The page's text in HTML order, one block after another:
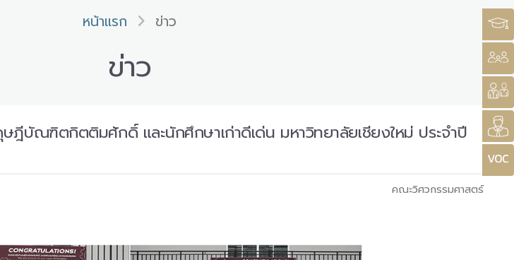
หน้าแรก ข่าว
ข่าว
บัณฑิตกิตติมศักดิ์ และนักศึกษาเก่าดีเด่น มหาวิทยาลัยเชียงใหม่ ประจำปี
คณะวิศวกรรมศาสตร์